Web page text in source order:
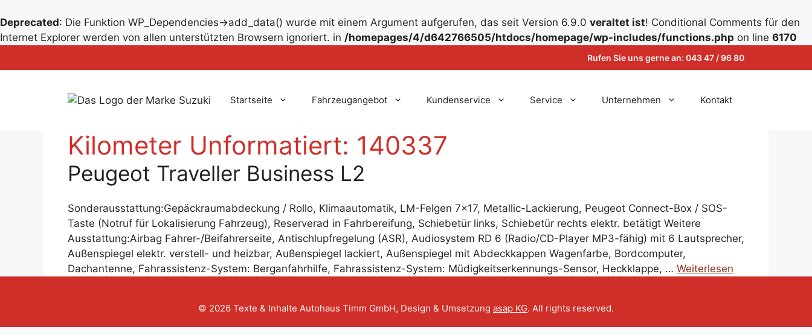
Deprecated: Die Funktion WP_Dependencies->add_data() wurde mit einem Argument aufgerufen, das seit Version 6.9.0 veraltet ist! Conditional Comments für den
Internet Explorer werden von allen unterstützten Browsern ignoriert. in /homepages/4/d642766505/htdocs/homepage/wp-includes/functions.php on line 6170
Zum
Inhalt
Inhalt
Rufen Sie uns gerne an: 043 47 / 96 80
Startseite Fahrzeugangebot Kundenservice Service Unternehmen Kontakt
Kilometer Unformatiert: 140337
Peugeot Traveller Business L2
Sonderausstattung:Gepäckraumabdeckung / Rollo, Klimaautomatik, LM-Felgen 7×17, Metallic-Lackierung, Peugeot Connect-Box / SOS-
Taste (Notruf für Lokalisierung Fahrzeug), Reserverad in Fahrbereifung, Schiebetür links, Schiebetür rechts elektr. betätigt Weitere
Ausstattung:Airbag Fahrer-/Beifahrerseite, Antischlupfregelung (ASR), Audiosystem RD 6 (Radio/CD-Player MP3-fähig) mit 6 Lautsprecher,
Außenspiegel elektr. verstell- und heizbar, Außenspiegel lackiert, Außenspiegel mit Abdeckkappen Wagenfarbe, Bordcomputer,
Dachantenne, Fahrassistenz-System: Berganfahrhilfe, Fahrassistenz-System: Müdigkeitserkennungs-Sensor, Heckklappe, … Weiterlesen
© 2026 Texte & Inhalte Autohaus Timm GmbH, Design & Umsetzung asap KG. All rights reserved.